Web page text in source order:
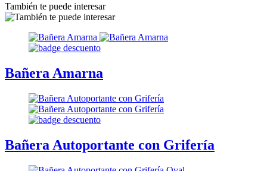
También te puede interesar
Bañera Amarna
Bañera Autoportante con Grifería